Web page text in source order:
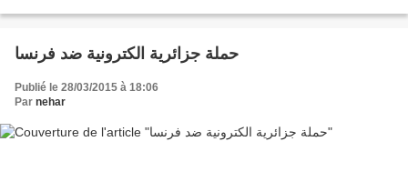
حملة جزائرية الكترونية ضد فرنسا
Publié le 28/03/2015 à 18:06
Par nehar